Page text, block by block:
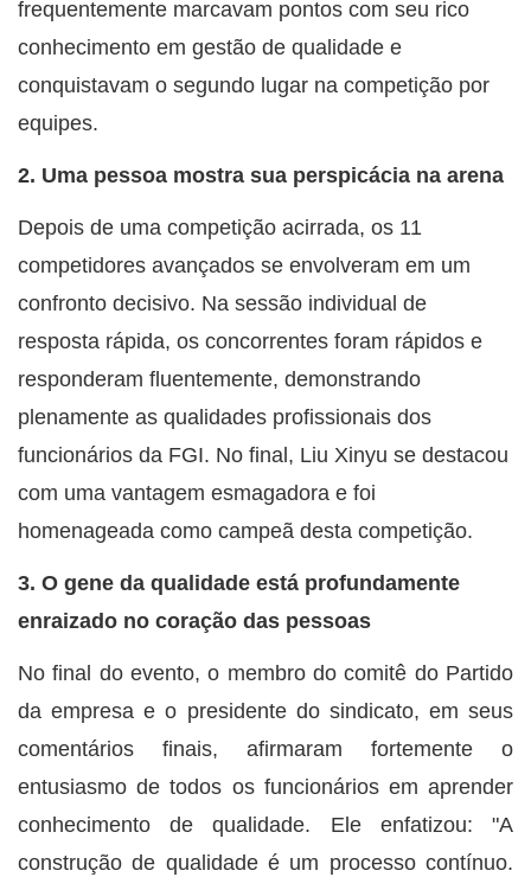
frequentemente marcavam pontos com seu rico
conhecimento em gestão de qualidade e
conquistavam o segundo lugar na competição por
equipes.
2. Uma pessoa mostra sua perspicácia na arena
Depois de uma competição acirrada, os 11
competidores avançados se envolveram em um
confronto decisivo. Na sessão individual de
resposta rápida, os concorrentes foram rápidos e
responderam fluentemente, demonstrando
plenamente as qualidades profissionais dos
funcionários da FGI. No final, Liu Xinyu se destacou
com uma vantagem esmagadora e foi
homenageada como campeã desta competição.
3. O gene da qualidade está profundamente
enraizado no coração das pessoas
No final do evento, o membro do comitê do Partido
da empresa e o presidente do sindicato, em seus
comentários finais, afirmaram fortemente o
entusiasmo de todos os funcionários em aprender
conhecimento de qualidade. Ele enfatizou: "A
construção de qualidade é um processo contínuo.